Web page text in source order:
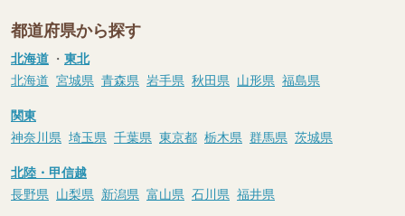
都道府県から探す
北海道 ・ 東北
北海道 宮城県 青森県 岩手県 秋田県 山形県 福島県
関東
神奈川県 埼玉県 千葉県 東京都 栃木県 群馬県 茨城県
北陸・甲信越
長野県 山梨県 新潟県 富山県 石川県 福井県